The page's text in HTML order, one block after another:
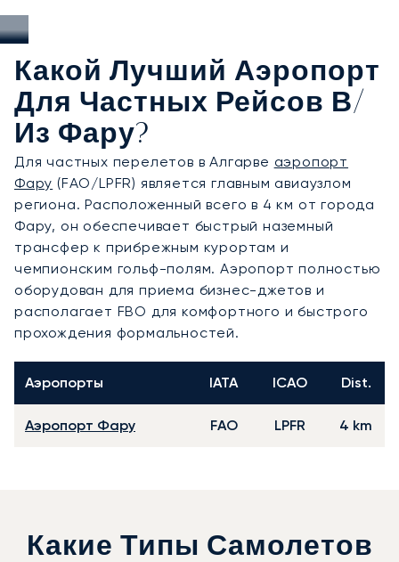
Какой Лучший Аэропорт
Для Частных Рейсов В/
Из Фару?
Для частных перелетов в Алгарве аэропорт
Фару (FAO/LPFR) является главным авиаузлом
региона. Расположенный всего в 4 км от города
Фару, он обеспечивает быстрый наземный
трансфер к прибрежным курортам и
чемпионским гольф-полям. Аэропорт полностью
оборудован для приема бизнес-джетов и
располагает FBO для комфортного и быстрого
прохождения формальностей.
Аэропорты IATA ICAO Dist.
Аэропорт Фару FAO LPFR 4 km
Какие Типы Самолетов